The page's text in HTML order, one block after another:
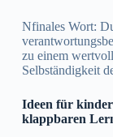
Nfinales Wort:
zu einem
Selbständigkeit
Ideen für
klappbaren